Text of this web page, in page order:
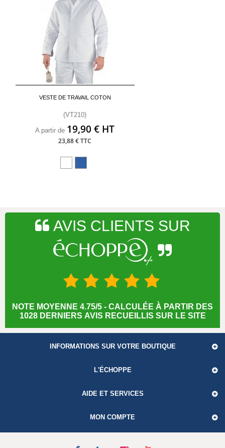
VESTE DE TRAVAIL COTON
(VT210)
A partir de 19,90 € HT
23,88 € TTC
NOTE MOYENNE 4.75/5 - CALCULÉE À PARTIR DES
1028 DERNIERS AVIS RECUEILLIS SUR LE SITE
INFORMATIONS SUR VOTRE BOUTIQUE
L'ÉCHOPPE
AIDE ET SERVICES
MON COMPTE